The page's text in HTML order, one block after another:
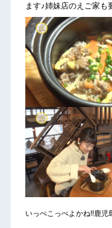
ます♪姉妹店のえご家も
いっぺこっぺよかね!!鹿児